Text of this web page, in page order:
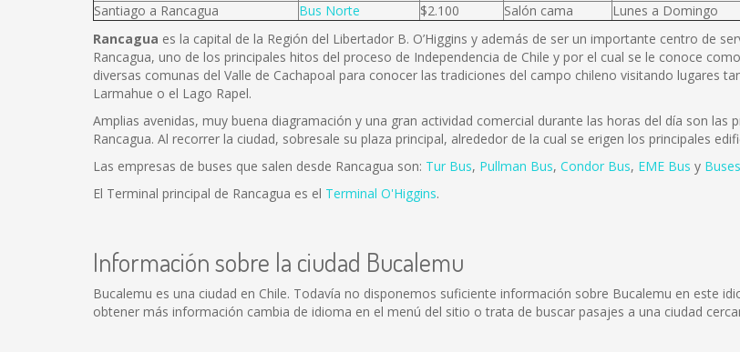
Santiago a Rancagua
Bus Norte $2.100 Salón cama Lunes a Domingo
Rancagua es la capital de la Región del Libertador B. O’Higgins y además de ser un importante centro de
Rancagua, uno de los principales hitos del proceso de Independencia de Chile y por el cual se le conoce
diversas comunas del Valle de Cachapoal para conocer las tradiciones del campo chileno visitando lugares
Larmahue o el Lago Rapel.
Amplias avenidas, muy buena diagramación y una gran actividad comercial durante las horas del día son
Rancagua. Al recorrer la ciudad, sobresale su plaza principal, alrededor de la cual se erigen los principales
Las empresas de buses que salen desde Rancagua son: Tur Bus, Pullman Bus, Condor Bus, EME Bus y
El Terminal principal de Rancagua es el Terminal O'Higgins.
Información sobre la ciudad Bucalemu
Bucalemu es una ciudad en Chile. Todavía no disponemos suficiente información sobre Bucalemu en este
obtener más información cambia de idioma en el menú del sitio o trata de buscar pasajes a una ciudad